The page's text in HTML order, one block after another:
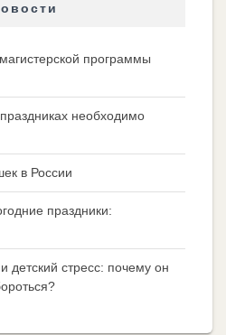
программы
необходимо
в России
праздники:
детский стресс: почему он